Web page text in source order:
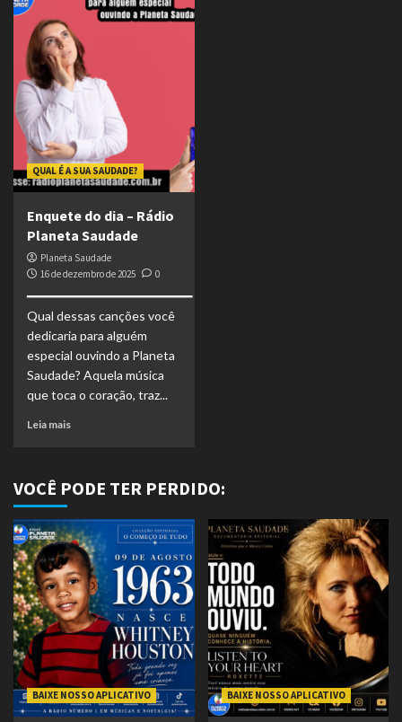
QUAL É A SUA SAUDADE?
Enquete do dia – Rádio
Planeta Saudade
Planeta Saudade
16 de dezembro de 2025
0
━━━━━━━━━━━━━━━━━━━━━━━
Qual dessas canções você
dedicaria para alguém
especial ouvindo a Planeta
Saudade? Aquela música
que toca o coração, traz...
Leia mais
VOCÊ PODE TER PERDIDO:
BAIXE NOSSO APLICATIVO BAIXE NOSSO APLICATIVO